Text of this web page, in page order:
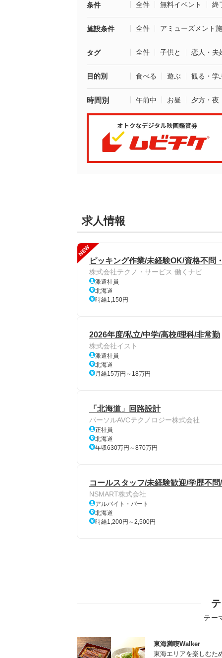
条件 全件 無料イベント 終
施設条件 全件 アミューズメント
タグ 全件 子供と 恋人・夫
目的別 食べる 遊ぶ 観る・学
時間別 午前中 お昼 夕方・夜
求人情報
NEW
ピッキング作業/未経験OK/資格不問
株式会社テクノ・サービス 働くナビ
派遣社員
北海道
時給1,150円
2026年度/私立/中学/高校/理科/非常勤
株式会社イスト
派遣社員
北海道
月給15万円～18万円
「北海道」回路設計
パーソルAVCテクノロジー株式会社
正社員
北海道
年収630万円～870万円
コールスタッフ/未経験歓迎/学歴不
NSMART株式会社
アルバイト・パート
北海道
時給1,200円～2,500円
テー
東海満喫Walker
東海エリアを楽しむた